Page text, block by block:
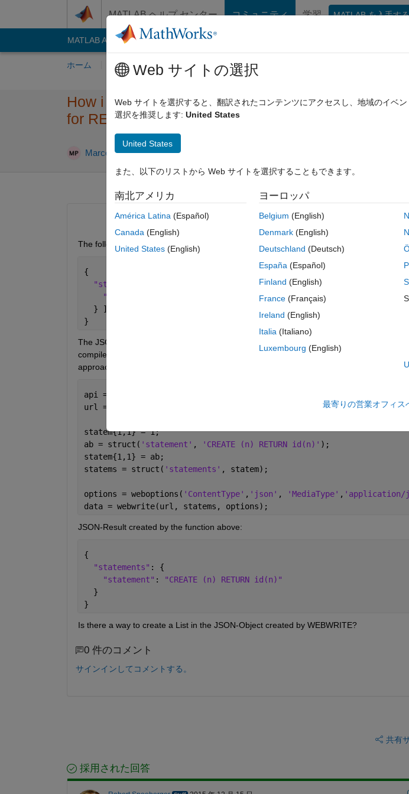
MATLAB ヘルプ センター コミュニティ 学習 MATLAB を入手す
MATLAB Answers File Exchange
ホーム 質問する 回答 閲覧 MATLAB に関する FAQ
How i can add a List to the JSON POST request
for RESTful interface of Neo4j)
Marco Pardemann 2015 12 月 15
The following RESTful JSON Interface is needed to submit a Query (e.g. Node creation)
{
"statements"
"statement"
"CREATE (n) RETURN id(n)"
  } ]
}
The JSON-Object is created internal the WEBWRITE-Function. The nested structure
compiled to JSON by the WEBWRITE-Function as well. I was unable to create a JSON
approach (Cell Array):
api =
url = [api
statem{1,1} = 1;
ab = struct( 'statement' , 'CREATE (n) RETURN id(n)' );
statem{1,1} = ab;
statems = struct( 'statements' , statem);
options = weboptions( 'ContentType' , 'json' , 'MediaType' , 'application/
data = webwrite(url, statems, options);
JSON-Result created by the function above:
{
"statements" : {
"statement" :
"CREATE (n) RETURN id(n)"
  }
}
Is there a way to create a List in the JSON-Object created by WEBWRITE?
0 件のコメント
サインインしてコメントする。
共有
採用された回答
Web サイトの選択
Web サイトを選択すると、翻訳されたコンテンツにアクセスし、地域のイベ
選択を推奨します: United States
United States
また、以下のリストから Web サイトを選択することもできます。
南北アメリカ
América Latina (Español)
Canada (English)
United States (English)
ヨーロッパ
Belgium (English)
Denmark (English)
Deutschland (Deutsch)
España (Español)
Finland (English)
France (Français)
Ireland (English)
Italia (Italiano)
Luxembourg (English)
最寄りの営業オフィス